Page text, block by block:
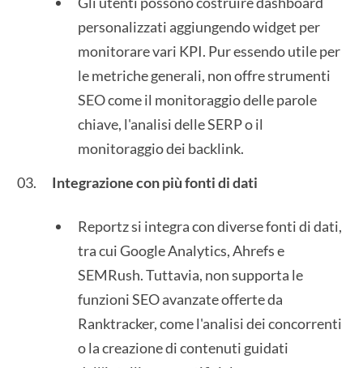
personalizzati aggiungendo widget per
monitorare vari KPI. Pur essendo utile per
le metriche generali, non offre strumenti
SEO come il monitoraggio delle parole
chiave, l'analisi delle SERP o il
monitoraggio dei backlink.
Integrazione con più fonti di dati
Reportz si integra con diverse fonti di dati,
tra cui Google Analytics, Ahrefs e
SEMRush. Tuttavia, non supporta le
funzioni SEO avanzate offerte da
Ranktracker, come l'analisi dei concorrenti
o la creazione di contenuti guidati